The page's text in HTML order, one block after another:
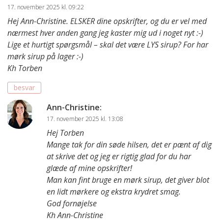
17. november 2025 kl. 09:22
Hej Ann-Christine. ELSKER dine opskrifter, og du er vel med
nærmest hver anden gang jeg kaster mig ud i noget nyt :-)
Lige et hurtigt spørgsmål – skal det være LYS sirup? For har
mørk sirup på lager :-)
Kh Torben
besvar
Ann-Christine:
17. november 2025 kl. 13:08
Hej Torben
Mange tak for din søde hilsen, det er pænt af dig
at skrive det og jeg er rigtig glad for du har
glæde af mine opskrifter!
Man kan fint bruge en mørk sirup, det giver blot
en lidt mørkere og ekstra krydret smag.
God fornøjelse
Kh Ann-Christine